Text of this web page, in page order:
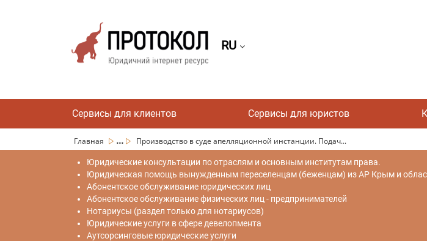
RU
Сервисы для клиентов Сервисы для юристов
Главная ... Производство в суде апелляционной инстанции. Подач...
Юридические консультации по отраслям и основным институтам права.
Юридическая помощь вынужденным переселенцам (беженцам) из АР Крым и
Абонентское обслуживание юридических лиц
Абонентское обслуживание физических лиц - предпринимателей
Нотариусы (раздел только для нотариусов)
Юридические услуги в сфере девелопмента
Аутсорсинговые юридические услуги